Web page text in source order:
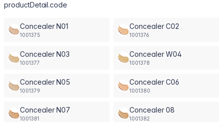
productDetail.code
Concealer N01
1001375
Concealer C02
1001376
Concealer N03
1001377
Concealer W04
1001378
Concealer N05
1001379
Concealer C06
1001380
Concealer N07
1001381
Concealer 08
1001382